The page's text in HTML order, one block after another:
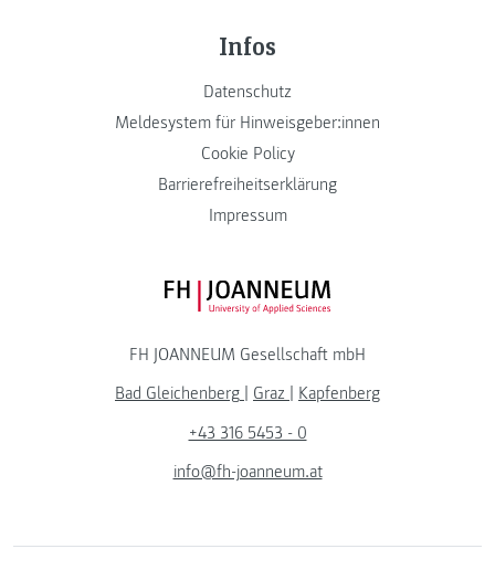
Infos
Datenschutz
Meldesystem für Hinweisgeber:innen
Cookie Policy
Barrierefreiheitserklärung
Impressum
FH JOANNEUM Logo
FH JOANNEUM Gesellschaft mbH
Bad Gleichenberg
Graz
Kapfenberg
+43 316 5453 - 0
info@fh-joanneum.at